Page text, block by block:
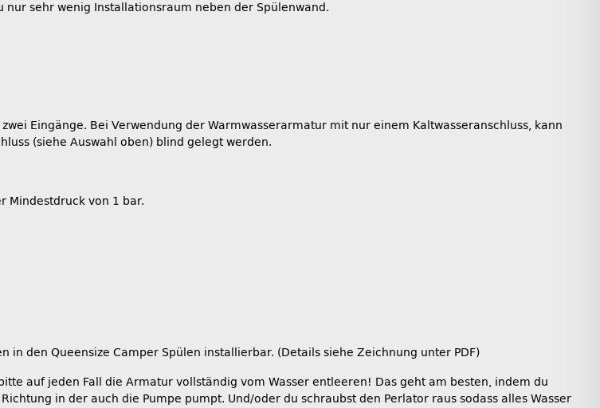
sehr wenig Installationsraum neben der Spülenwand.
Eingänge. Bei Verwendung der Warmwasserarmatur mit nur einem Kaltwasseranschluss, kann
(siehe Auswahl oben) blind gelegt werden.
Mindestdruck von 1 bar.
den Queensize Camper Spülen installierbar. (Details siehe Zeichnung unter PDF)
auf jeden Fall die Armatur vollständig vom Wasser entleeren! Das geht am besten, indem du
in der auch die Pumpe pumpt. Und/oder du schraubst den Perlator raus sodass alles Wasser